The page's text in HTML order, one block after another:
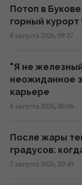
NZZ раскрыл
15:57 суббота, 08
Китая: СМИ
15:31 суббота, 08
Евросоюз
14:54 суббота, 08
США внезапно
Потоп в
горный
8 августа 2026, 09:27
"Я не
неожиданное
карьере
8 августа 2026, 00:06
После жары
градусов:
7 августа 2026, 20:49